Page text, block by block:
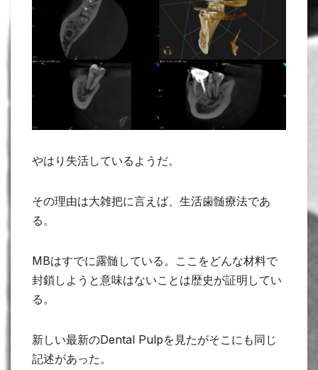
やはり失活しているようだ。
その理由は大雑把に言えば、生活歯髄療法であ
る。
MBはすでに露髄している。ここをどんな材料で
封鎖しようと意味はないことは歴史が証明してい
る。
新しい最新のDental Pulpを見たがそこにも同じ
記述があった。